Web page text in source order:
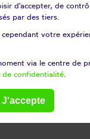
plus ou
et
Aussi, en cas
aucun
une
d'accepter, de
par des tiers.
votre
via le centre de
confidentialité
J'accepte